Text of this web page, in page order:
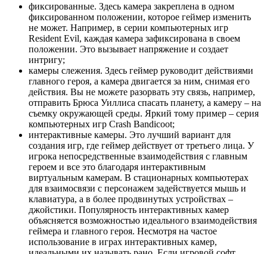
фиксированные. Здесь камера закреплена в одном
фиксированном положении, которое геймер изменить
не может. Например, в серии компьютерных игр
Resident Evil, каждая камера зафиксирована в своем
положении. Это вызывает напряжение и создает
интригу;
камеры слежения. Здесь геймер руководит действиями
главного героя, а камера двигается за ним, снимая его
действия. Вы не можете разорвать эту связь, например,
отправить Брюса Уиллиса спасать планету, а камеру – на
съемку окружающей среды. Яркий тому пример – серия
компьютерных игр Crash Bandicoot;
интерактивные камеры. Это лучший вариант для
создания игр, где геймер действует от третьего лица. У
игрока непосредственные взаимодействия с главным
героем и все это благодаря интерактивным
виртуальным камерам. В стационарных компьютерах
для взаимосвязи с персонажем задействуется мышь и
клавиатура, а в более продвинутых устройствах –
джойстики. Популярность интерактивных камер
объясняется возможностью идеального взаимодействия
геймера и главного героя. Несмотря на частое
использование в играх интерактивных камер,